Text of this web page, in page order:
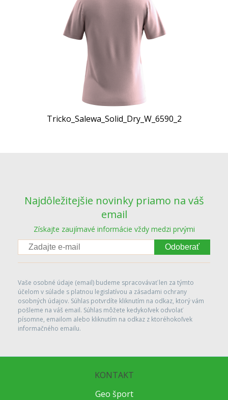
Tricko_Salewa_Solid_Dry_W_6590_2
Najdôležitejšie novinky priamo na váš
email
Získajte zaujímavé informácie vždy medzi prvými
Odoberať
Vaše osobné údaje (email) budeme spracovávať len za týmto
účelom v súlade s platnou legislatívou a zásadami ochrany
osobných údajov. Súhlas potvrdíte kliknutím na odkaz, ktorý vám
pošleme na váš email. Súhlas môžete kedykoľvek odvolať
písomne, emailom alebo kliknutím na odkaz z ktoréhokoľvek
informačného emailu.
KONTAKT
Geo šport